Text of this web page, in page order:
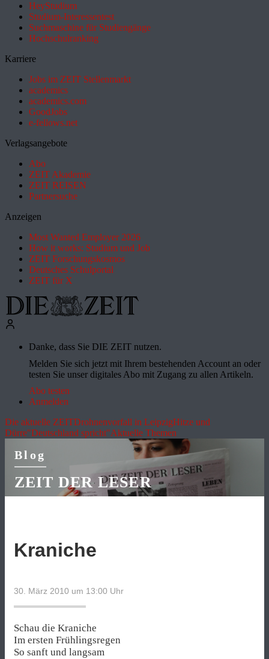
HeyStudium
Studium-Interessentest
Suchmaschine für Studiengänge
Hochschulranking
Karriere
Jobs im ZEIT Stellenmarkt
academics
academics.com
GoodJobs
e-fellows.net
Verlagsangebote
Abo
ZEIT Akademie
ZEIT REISEN
Partnersuche
Anzeigen
Most Wanted Employer 2026
How it works: Studium und Job
ZEIT Forschungskosmos
Deutsches Schulportal
ZEIT für X
Danke, dass Sie DIE ZEIT nutzen.
Melden Sie sich jetzt mit Ihrem bestehenden Account an oder
testen Sie unser digitales Abo mit Zugang zu allen Artikeln.
Abo testen
Anmelden
Die aktuelle ZEITDrohnenvorfall in LeipzigHitze und
Dürre"Deutschland spricht"Aktuelle Themen
Blog
ZEIT DER LESER
Kraniche
30. März 2010 um 13:00 Uhr
Schau die Kraniche
Im ersten Frühlingsregen
So sanft und langsam